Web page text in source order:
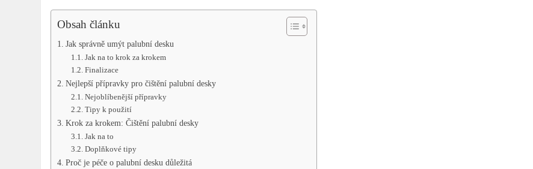
Obsah článku
Jak správně umýt palubní desku
Jak na to krok za krokem
Finalizace
Nejlepší přípravky pro čištění palubní desky
Nejoblíbenější přípravky
Tipy k použití
Krok za krokem: Čištění palubní desky
Jak na to
Doplňkové tipy
Proč je péče o palubní desku důležitá